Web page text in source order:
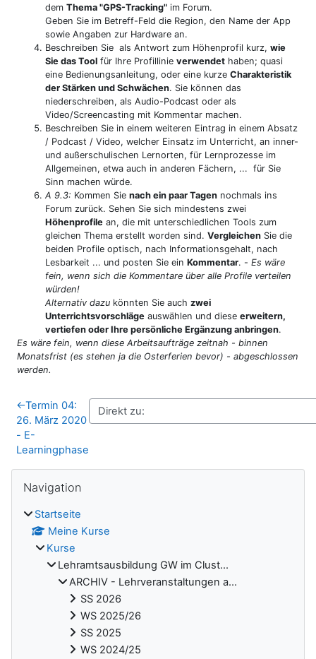
dem Thema "GPS-Tracking" im Forum.
Geben Sie im Betreff-Feld die Region, den Name der App
sowie Angaben zur Hardware an.
Beschreiben Sie als Antwort zum Höhenprofil kurz, wie
Sie das Tool für Ihre Profillinie verwendet haben; quasi
eine Bedienungsanleitung, oder eine kurze Charakteristik
der Stärken und Schwächen. Sie können das
niederschreiben, als Audio-Podcast oder als
Video/Screencasting mit Kommentar machen.
Beschreiben Sie in einem weiteren Eintrag in einem Absatz
/ Podcast / Video, welcher Einsatz im Unterricht, an inner-
und außerschulischen Lernorten, für Lernprozesse im
Allgemeinen, etwa auch in anderen Fächern, ... für Sie
Sinn machen würde.
A 9.3: Kommen Sie nach ein paar Tagen nochmals ins
Forum zurück. Sehen Sie sich mindestens zwei
Höhenprofile an, die mit unterschiedlichen Tools zum
gleichen Thema erstellt worden sind. Vergleichen Sie die
beiden Profile optisch, nach Informationsgehalt, nach
Lesbarkeit ... und posten Sie ein Kommentar. - Es wäre
fein, wenn sich die Kommentare über alle Profile verteilen
würden!
Alternativ dazu könnten Sie auch zwei
Unterrichtsvorschläge auswählen und diese erweitern,
vertiefen oder Ihre persönliche Ergänzung anbringen.
Es wäre fein, wenn diese Arbeitsaufträge zeitnah - binnen
Monatsfrist (es stehen ja die Osterferien bevor) - abgeschlossen
werden.
←Termin 04:
26. März 2020
- E-
Learningphase
Navigation
Startseite
Meine Kurse
Kurse
Lehramtsausbildung GW im Clust...
ARCHIV - Lehrveranstaltungen a...
SS 2026
WS 2025/26
SS 2025
WS 2024/25